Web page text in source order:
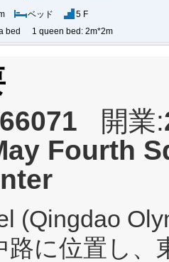
ベッド
5 F
bed
1 queen bed: 2m*2m
開業:
Fourth
(Qingdao
路に位置し